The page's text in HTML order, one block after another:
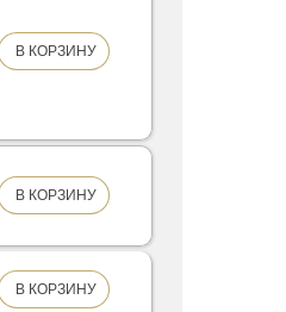
В КОРЗИНУ
В КОРЗИНУ
В КОРЗИНУ